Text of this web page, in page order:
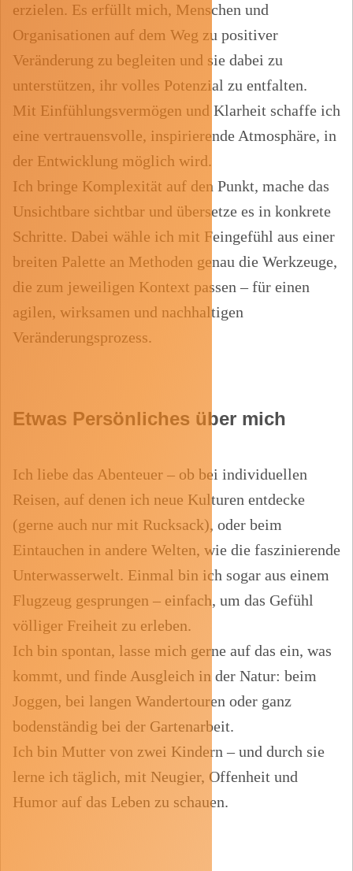
erzielen. Es erfüllt mich, Menschen und
Organisationen auf dem Weg zu positiver
Veränderung zu begleiten und sie dabei zu
unterstützen, ihr volles Potenzial zu entfalten.
Mit Einfühlungsvermögen und Klarheit schaffe ich
eine vertrauensvolle, inspirierende Atmosphäre, in
der Entwicklung möglich wird.
Ich bringe Komplexität auf den Punkt, mache das
Unsichtbare sichtbar und übersetze es in konkrete
Schritte. Dabei wähle ich mit Feingefühl aus einer
breiten Palette an Methoden genau die Werkzeuge,
die zum jeweiligen Kontext passen – für einen
agilen, wirksamen und nachhaltigen
Veränderungsprozess.
Etwas Persönliches über mich
Ich liebe das Abenteuer – ob bei individuellen
Reisen, auf denen ich neue Kulturen entdecke
(gerne auch nur mit Rucksack), oder beim
Eintauchen in andere Welten, wie die faszinierende
Unterwasserwelt. Einmal bin ich sogar aus einem
Flugzeug gesprungen – einfach, um das Gefühl
völliger Freiheit zu erleben.
Ich bin spontan, lasse mich gerne auf das ein, was
kommt, und finde Ausgleich in der Natur: beim
Joggen, bei langen Wandertouren oder ganz
bodenständig bei der Gartenarbeit.
Ich bin Mutter von zwei Kindern – und durch sie
lerne ich täglich, mit Neugier, Offenheit und
Humor auf das Leben zu schauen.